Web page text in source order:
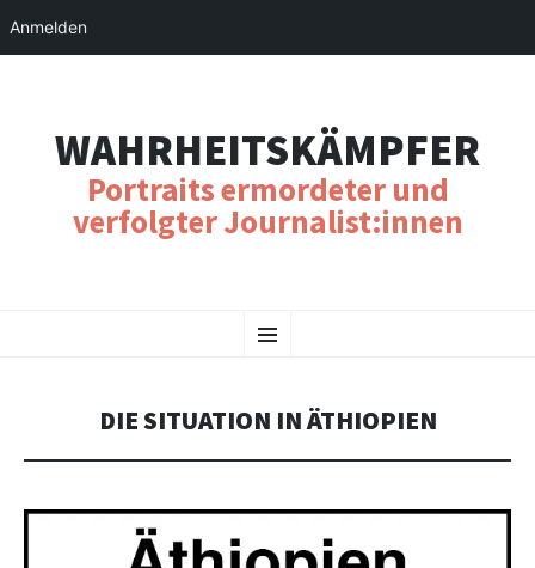
WAHRHEITSKÄMPFER
Portraits ermordeter und
verfolgter Journalist:innen
Menu
TO
DIE SITUATION IN ÄTHIOPIEN
Anmelden